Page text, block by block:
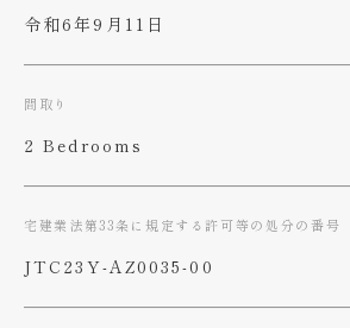
令和6年9月11日
間取り
2 Bedrooms
宅建業法第33条に規定する許可等の処分の番号
JTC23Y-AZ0035-00